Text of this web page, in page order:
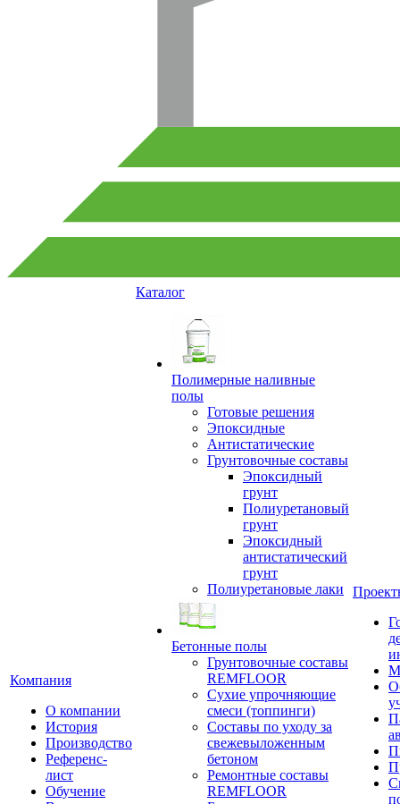
Компания
О компании
История
Производство
Референс-
лист
Обучение
Каталог
Полимерные наливные
полы
Готовые решения
Эпоксидные
Антистатические
Грунтовочные составы
Эпоксидный
грунт
Полиуретановый
грунт
Эпоксидный
антистатический
грунт
Полиуретановые лаки
Бетонные полы
Грунтовочные составы
REMFLOOR
Сухие упрочняющие
смеси (топпинги)
Составы по уходу за
свежевыложенным
бетоном
Ремонтные составы
REMFLOOR